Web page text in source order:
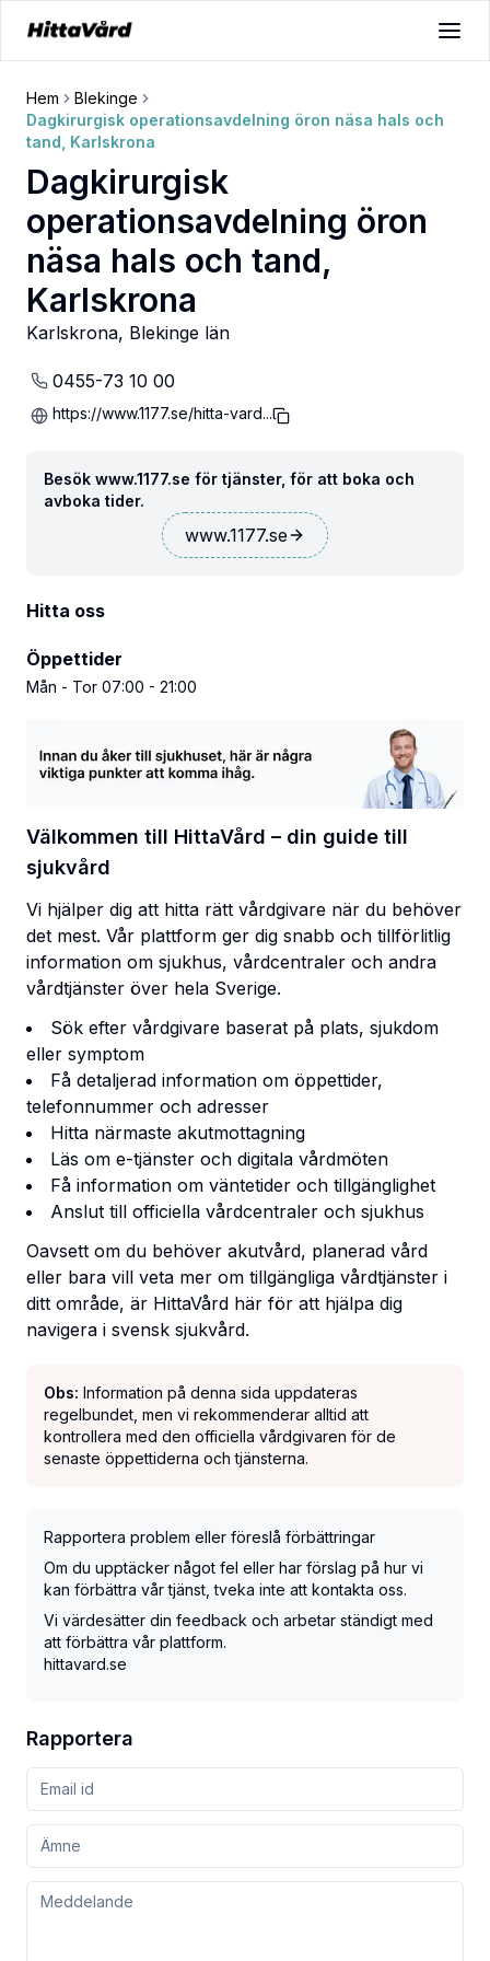
Hem
Blekinge
Dagkirurgisk operationsavdelning öron näsa hals och
tand, Karlskrona
Dagkirurgisk
operationsavdelning öron
näsa hals och tand,
Karlskrona
Karlskrona, Blekinge län
0455-73 10 00
https://www.1177.se/hitta-vard...
Besök www.1177.se för tjänster, för att boka och
avboka tider.
www.1177.se
Hitta oss
Öppettider
Mån - Tor 07:00 - 21:00
Välkommen till HittaVård – din guide till
sjukvård
Vi hjälper dig att hitta rätt vårdgivare när du behöver
det mest. Vår plattform ger dig snabb och tillförlitlig
information om sjukhus, vårdcentraler och andra
vårdtjänster över hela Sverige.
Sök efter vårdgivare baserat på plats, sjukdom
eller symptom
Få detaljerad information om öppettider,
telefonnummer och adresser
Hitta närmaste akutmottagning
Läs om e-tjänster och digitala vårdmöten
Få information om väntetider och tillgänglighet
Anslut till officiella vårdcentraler och sjukhus
Oavsett om du behöver akutvård, planerad vård
eller bara vill veta mer om tillgängliga vårdtjänster i
ditt område, är HittaVård här för att hjälpa dig
navigera i svensk sjukvård.
Obs: Information på denna sida uppdateras
regelbundet, men vi rekommenderar alltid att
kontrollera med den officiella vårdgivaren för de
senaste öppettiderna och tjänsterna.
Rapportera problem eller föreslå förbättringar
Om du upptäcker något fel eller har förslag på hur vi
kan förbättra vår tjänst, tveka inte att kontakta oss.
Vi värdesätter din feedback och arbetar ständigt med
att förbättra vår plattform.
hittavard.se
Rapportera